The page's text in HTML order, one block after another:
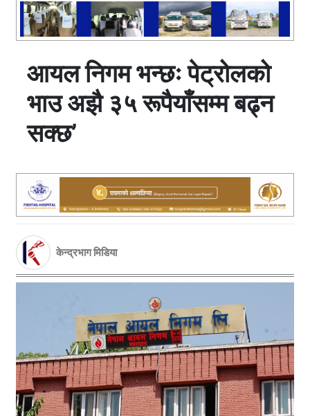
आयल निगम भन्छः पेट्रोलको
भाउ अझै ३५ रूपैयाँसम्म बढ्न
सक्छ’
केन्द्रभाग मिडिया